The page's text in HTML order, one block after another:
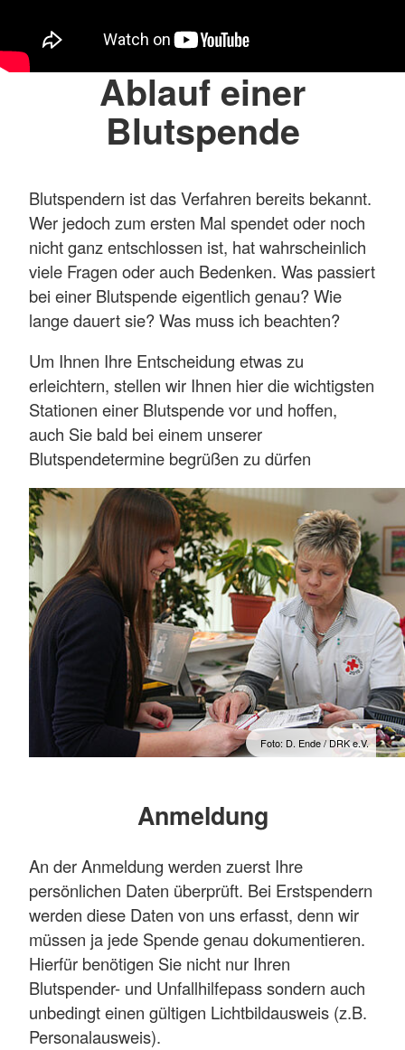
Ablauf einer
Blutspende
Blutspendern ist das Verfahren bereits bekannt.
Wer jedoch zum ersten Mal spendet oder noch
nicht ganz entschlossen ist, hat wahrscheinlich
viele Fragen oder auch Bedenken. Was passiert
bei einer Blutspende eigentlich genau? Wie
lange dauert sie? Was muss ich beachten?
Um Ihnen Ihre Entscheidung etwas zu
erleichtern, stellen wir Ihnen hier die wichtigsten
Stationen einer Blutspende vor und hoffen,
auch Sie bald bei einem unserer
Blutspendetermine begrüßen zu dürfen
Foto: D. Ende / DRK e.V.
Anmeldung
An der Anmeldung werden zuerst Ihre
persönlichen Daten überprüft. Bei Erstspendern
werden diese Daten von uns erfasst, denn wir
müssen ja jede Spende genau dokumentieren.
Hierfür benötigen Sie nicht nur Ihren
Blutspender- und Unfallhilfepass sondern auch
unbedingt einen gültigen Lichtbildausweis (z.B.
Personalausweis).